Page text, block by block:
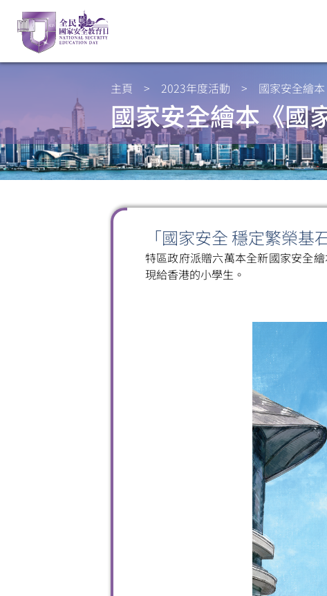
主頁 > 2023年度活動 > 國家安全繪
國家安全繪本《國
「國家安全 穩定繁榮基
特區政府派贈六萬本全新國家安全
現給香港的小學生。